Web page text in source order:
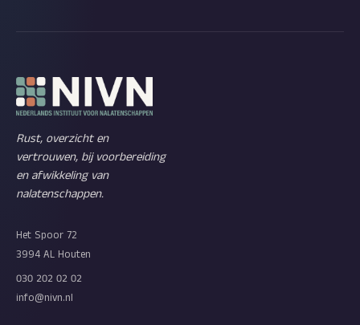
Rust, overzicht en
vertrouwen, bij voorbereiding
en afwikkeling van
nalatenschappen.
Het Spoor 72
3994 AL Houten
030 202 02 02
info@nivn.nl